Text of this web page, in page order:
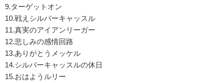
9.ターゲットオン
10.戦えシルバーキャッスル
11.真実のアイアンリーガー
12.悲しみの感情回路
13.ありがとうメッケル
14.シルバーキャッスルの休日
15.おはようルリー